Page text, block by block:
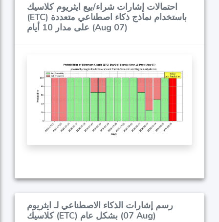
احتمالات إشارات شراء/بيع ايثريوم كلاسيك
(ETC) باستخدام نماذج ذكاء اصطناعي متعددة
على مدار 10 أيام (Aug 07)
رسم إشارات الذكاء الاصطناعي لـ ايثريوم
كلاسيك (ETC) بشكل عام (07 Aug)